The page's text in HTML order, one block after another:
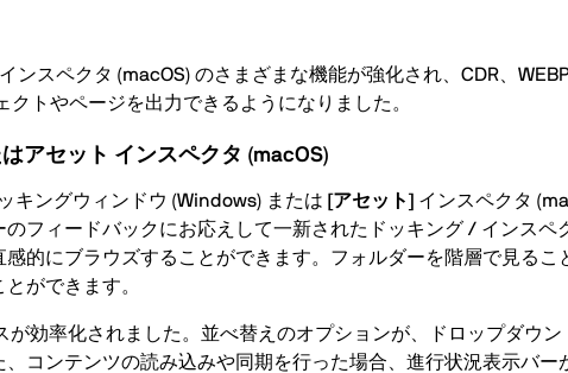
インスペクタ (macOS) のさまざまな機能が強化され、CDR、WEBP
トやページを出力できるようになりました。
アセット インスペクタ (macOS)
キングウィンドウ (Windows) または [アセット] インスペクタ
フィードバックにお応えして一新されたドッキング / インスペ
的にブラウズすることができます。フォルダーを階層で見るこ
ができます。
効率化されました。並べ替えのオプションが、ドロップダウン
コンテンツの読み込みや同期を行った場合、進行状況表示バー